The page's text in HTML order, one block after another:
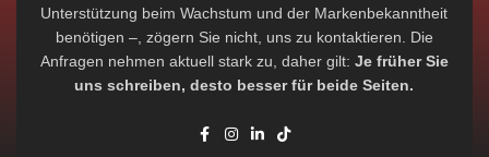
Unterstützung beim Wachstum und der Markenbekanntheit
benötigen –, zögern Sie nicht, uns zu kontaktieren. Die
Anfragen nehmen aktuell stark zu, daher gilt: Je früher Sie
uns schreiben, desto besser für beide Seiten.